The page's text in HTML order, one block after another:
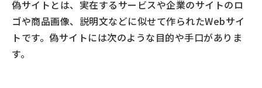
偽サイトにだまされないための対策
セキュリティ対策ソフト・アプリを利用する
偽サイトとは、実在するサービスや企業のサイトのロ
ゴや商品画像、説明文などに似せて作られたWebサイ
トです。偽サイトには次のような目的や手口がありま
す。